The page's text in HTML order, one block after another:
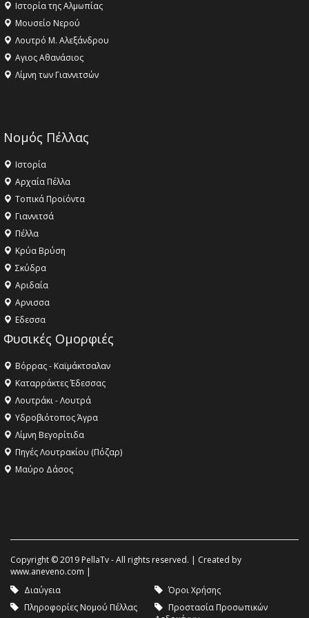
Ιστορία της Αλμωπίας
Μουσείο Νερού
Λουτρό Μ. Αλεξάνδρου
Αγιος Αθανάσιος
Λίμνη των Γιαννιτσών
Νομός Πέλλας
Ιστορία
Αρχαία Πέλλα
Τοπικά Προϊόντα
Γιαννιτσά
Πέλλα
Κρύα Βρύση
Σκύδρα
Αριδαία
Aρνισσα
Eδεσσα
Φυσικές Ομορφιές
Βόρρας - Καϊμάκτσαλαν
Καταρράκτες Έδεσσας
Λουτράκι - Λουτρά
Υδροβιότοπος Άγρα
Λίμνη Βεγορίτιδα
Πηγές Λουτρακίου (Πόζαρ)
Μαύρο Δάσος
Copyright © 2019 PellaTv - All rights reserved. | Created by
www.aneveno.com |
Διαύγεια
Όροι Χρήσης
Πληροφορίες Νομού Πέλλας
Προστασία Προσωπικών